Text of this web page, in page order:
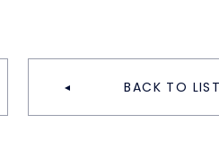
BACK TO LIST